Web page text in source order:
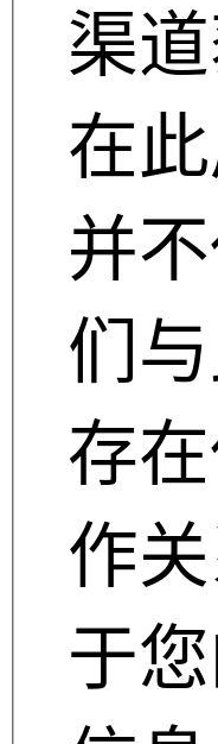
渠
在此
并
们
存
作
于